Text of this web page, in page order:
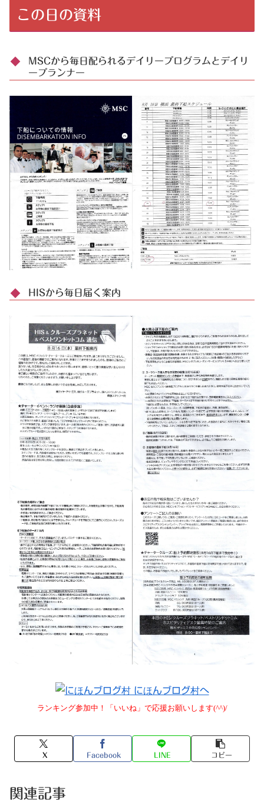
この日の資料
MSCから毎日配られるデイリープログラムとデイリ
ープランナー
HISから毎日届く案内
ランキング参加中！「いいね」で応援お願いします(^^)/
X Facebook LINE コピー
関連記事